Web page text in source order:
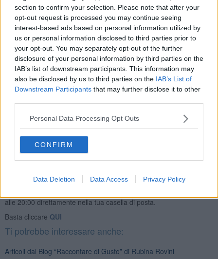
section to confirm your selection. Please note that after your
opt-out request is processed you may continue seeing
interest-based ads based on personal information utilized by
us or personal information disclosed to third parties prior to
your opt-out. You may separately opt-out of the further
disclosure of your personal information by third parties on the
IAB’s list of downstream participants. This information may
also be disclosed by us to third parties on the IAB’s List of
Downstream Participants that may further disclose it to other
Personal Data Processing Opt Outs
CONFIRM
Data Deletion Data Access Privacy Policy
facendola sfumare per un paio di minuti. Abbassate nuovamente la
fiamma, coprite e lasciate cuocere per circa 20 minuti,
aggiungendo altra acqua calda, se necessario. In un padellino a
parte sbriciolate la fetta di pane nero, aggiungete un filo d’olio, il
rosmarino, il pepe rosa e la scorza d’arancia grattugiata. Fate
rosolare leggermente e togliete dal fuoco. Una volta cotta la
minestra, regolate di sale e pepe bianco, versandola in due piatti
fondi. Formate una quenelle di caprino, aggiungete il pane
all’arancia e servite molto calda.
9 febbraio 2015
Rubina Rovini
Se vuoi leggere le notizie principali della Toscana iscriviti alla
alle 20:00 direttamente nella tua casella di posta.
Basta cliccare QUI
Ti potrebbe interessare anche:
Articoli dal Blog “Raccontare di Gusto” di Rubina Rovini